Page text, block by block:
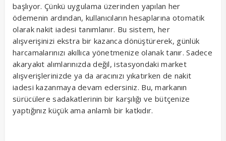
başlıyor. Çünkü uygulama üzerinden yapılan her
ödemenin ardından, kullanıcıların hesaplarına otomatik
olarak nakit iadesi tanımlanır. Bu sistem, her
alışverişinizi ekstra bir kazanca dönüştürerek, günlük
harcamalarınızı akıllıca yönetmenize olanak tanır. Sadece
akaryakıt alımlarınızda değil, istasyondaki market
alışverişlerinizde ya da aracınızı yıkatırken de nakit
iadesi kazanmaya devam edersiniz. Bu, markanın
sürücülere sadakatlerinin bir karşılığı ve bütçenize
yaptığınız küçük ama anlamlı bir katkıdır.